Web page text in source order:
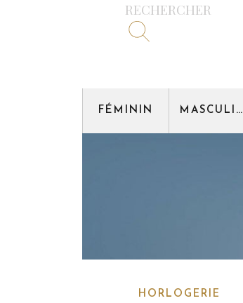
RECHERCHER
FÉMININ MASCULIN
HORLOGERIE